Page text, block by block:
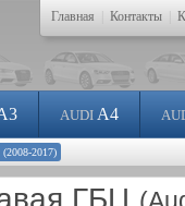
Главная Контакты
AUDI A4
(2008-2017)
ГБЦ